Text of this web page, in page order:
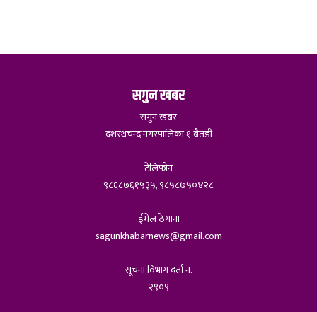
सगुन खबर
सगुन खबर
दशरथचन्द नगरपालिका १ बैतडी
टेलिफोन
९८६८७६१५३५, ९८५८७५०४२८
ईमेल ठेगाना
sagunkhabarnews@gmail.com
सूचना विभाग दर्ता नं.
२९०९